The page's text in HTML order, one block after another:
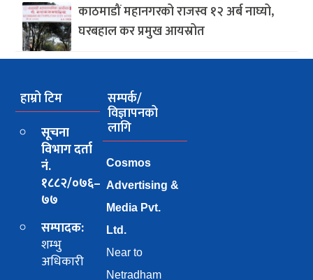
काठमाडौं महानगरको राजस्व १२ अर्ब नाघ्यो,
घरबहाल कर प्रमुख आयस्रोत
हाम्रो टिम
सूचना
विभाग दर्ता
नं.
१८८२/०७६–
७७
सम्पादक:
शम्भु
अधिकारी
सम्पर्क/
विज्ञापनको
लागि
Cosmos
Advertising &
Media Pvt.
Ltd.
Near to
Netradham